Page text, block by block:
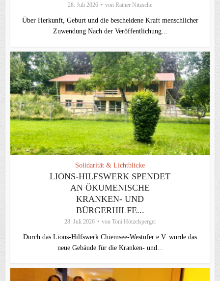
28. Juli 2026 von Rainer Nitzsche
Über Herkunft, Geburt und die bescheidene Kraft menschlicher
Zuwendung Nach der Veröffentlichung...
Solidarität & Lichtblicke
LIONS-HILFSWERK SPENDET
AN ÖKUMENISCHE
KRANKEN- UND
BÜRGERHILFE...
28. Juli 2026 von Toni Hötzelsperger
Durch das Lions-Hilfswerk Chiemsee-Westufer e.V. wurde das
neue Gebäude für die Kranken- und...